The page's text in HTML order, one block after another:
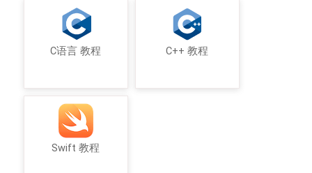
C语言 教程 C++ 教程
Swift 教程